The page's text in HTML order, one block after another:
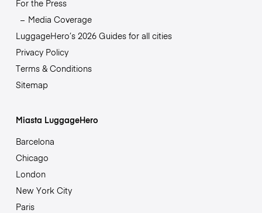
For the Press
Media Coverage
LuggageHero’s 2026 Guides for all cities
Privacy Policy
Terms & Conditions
Sitemap
Miasta LuggageHero
Barcelona
Chicago
London
New York City
Paris